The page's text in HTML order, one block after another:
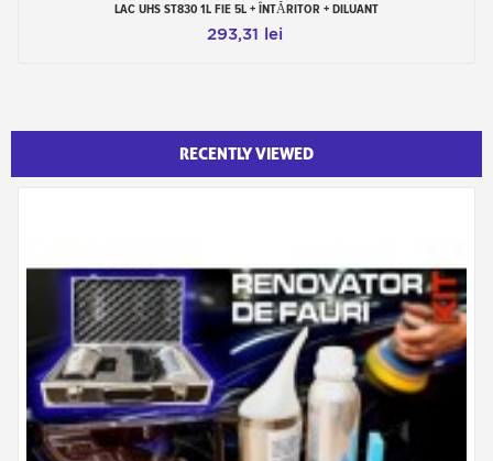
LAC UHS ST830 1L FIE 5L + ÎNTĂRITOR + DILUANT
293,31 lei
RECENTLY VIEWED